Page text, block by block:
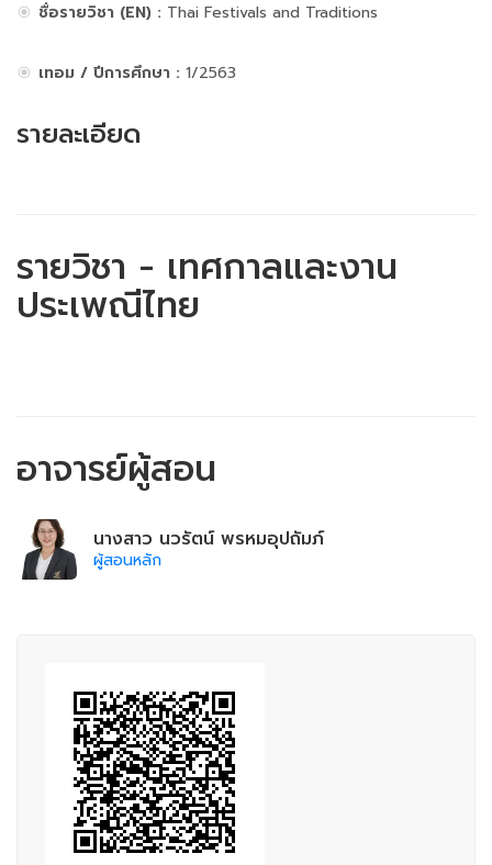
ชื่อรายวิชา (EN) : Thai Festivals and Traditions
เทอม / ปีการศึกษา : 1/2563
รายละเอียด
รายวิชา - เทศกาลและงาน
ประเพณีไทย
อาจารย์ผู้สอน
นางสาว นวรัตน์ พรหมอุปถัมภ์
ผู้สอนหลัก